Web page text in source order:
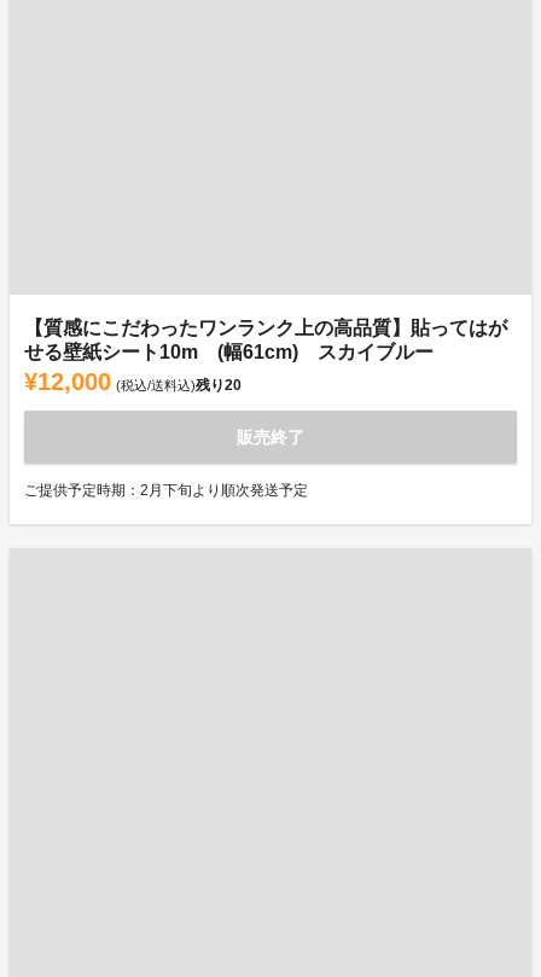
【質感にこだわったワンランク上の高品質】貼ってはが
せる壁紙シート10m (幅61cm) スカイブルー
¥12,000 (税込/送料込)残り20
販売終了
ご提供予定時期：2月下旬より順次発送予定